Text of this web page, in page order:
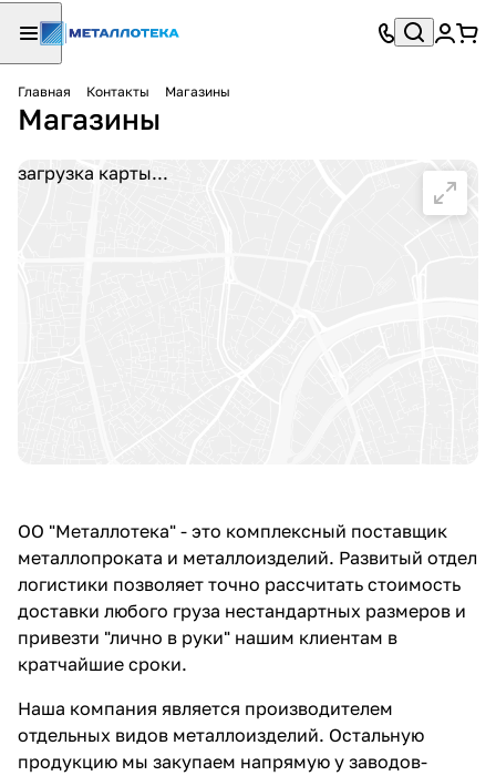
Главная Контакты Магазины
Магазины
загрузка карты...
ОО "Металлотека" - это комплексный поставщик
металлопроката и металлоизделий. Развитый отдел
логистики позволяет точно рассчитать стоимость
доставки любого груза нестандартных размеров и
привезти "лично в руки" нашим клиентам в
кратчайшие сроки.
Наша компания является производителем
отдельных видов металлоизделий. Остальную
продукцию мы закупаем напрямую у заводов-